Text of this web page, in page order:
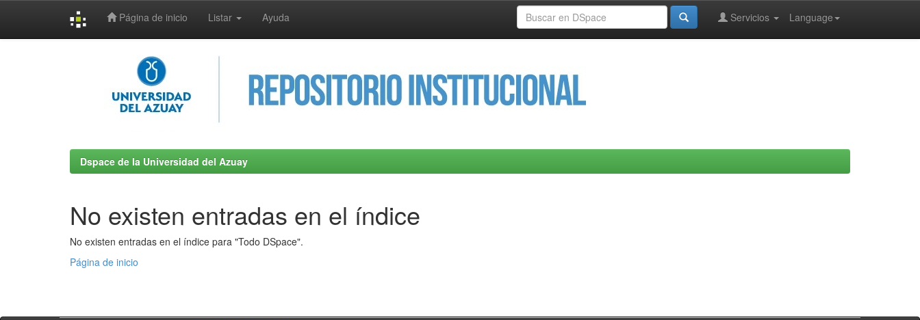
Página de inicio Listar Ayuda Language
Servicios
Dspace de la Universidad del Azuay
No existen entradas en el índice
No existen entradas en el índice para "Todo DSpace".
Página de inicio